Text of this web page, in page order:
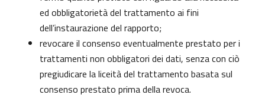
ed obbligatorietà del trattamento ai fini
dell’instaurazione del rapporto;
revocare il consenso eventualmente prestato per i
trattamenti non obbligatori dei dati, senza con ciò
pregiudicare la liceità del trattamento basata sul
consenso prestato prima della revoca.